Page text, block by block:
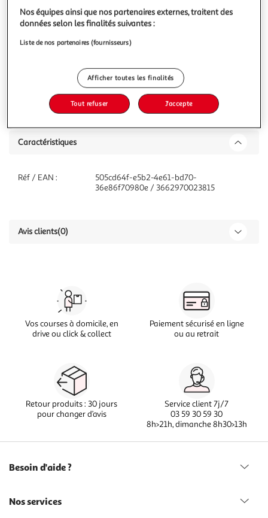
entrainer seul ou avec vos amis ! Caractéristiques : - Panier
de basket sur pied avec socle de lestage- Hauteur réglable
de 1,9 - 2,
Vous voulez connaître le prix de ce produit ?
Afficher le prix
Description
Caractéristiques
Réf / EAN :
505cd64f-e5b2-4e61-bd70-
36e86f70980e / 3662970023815
Avis clients(0)
Vos courses à domicile, en
drive ou click & collect
Paiement sécurisé en ligne
ou au retrait
Retour produits : 30 jours
pour changer d’avis
Service client 7j/7
03 59 30 59 30
8h>21h, dimanche 8h30>13h
Besoin d'aide ?
Nos services
Nos équipes ainsi que nos partenaires externes, traitent des
données selon les finalités suivantes :
Liste de nos partenaires (fournisseurs)
Afficher toutes les finalités
Tout refuser J'accepte